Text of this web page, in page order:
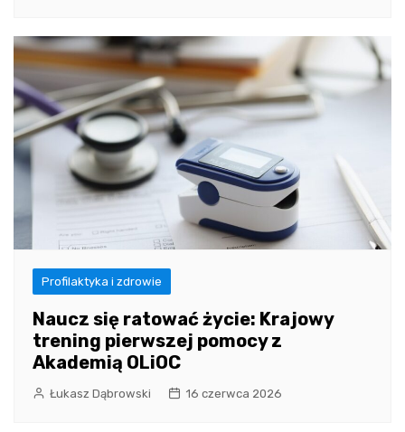
Profilaktyka i zdrowie
Naucz się ratować życie: Krajowy
trening pierwszej pomocy z
Akademią OLiOC
Łukasz Dąbrowski 16 czerwca 2026